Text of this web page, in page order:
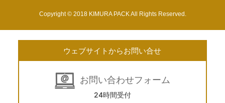
Copyright © 2018 KIMURA PACK All Rights Reserved.
ウェブサイトからお問い合せ
お問い合わせフォーム
24時間受付